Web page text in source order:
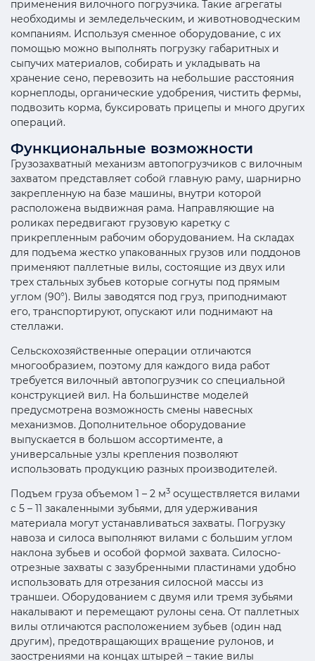
применения вилочного погрузчика. Такие агрегаты
необходимы и земледельческим, и животноводческим
компаниям. Используя сменное оборудование, с их
помощью можно выполнять погрузку габаритных и
сыпучих материалов, собирать и укладывать на
хранение сено, перевозить на небольшие расстояния
корнеплоды, органические удобрения, чистить фермы,
подвозить корма, буксировать прицепы и много других
операций.
Функциональные возможности
Грузозахватный механизм автопогрузчиков с вилочным
захватом представляет собой главную раму, шарнирно
закрепленную на базе машины, внутри которой
расположена выдвижная рама. Направляющие на
роликах передвигают грузовую каретку с
прикрепленным рабочим оборудованием. На складах
для подъема жестко упакованных грузов или поддонов
применяют паллетные вилы, состоящие из двух или
трех стальных зубьев которые согнуты под прямым
углом (90°). Вилы заводятся под груз, приподнимают
его, транспортируют, опускают или поднимают на
стеллажи.
Сельскохозяйственные операции отличаются
многообразием, поэтому для каждого вида работ
требуется вилочный автопогрузчик со специальной
конструкцией вил. На большинстве моделей
предусмотрена возможность смены навесных
механизмов. Дополнительное оборудование
выпускается в большом ассортименте, а
универсальные узлы крепления позволяют
использовать продукцию разных производителей.
Подъем груза объемом 1 – 2 м3 осуществляется вилами
с 5 – 11 закаленными зубьями, для удерживания
материала могут устанавливаться захваты. Погрузку
навоза и силоса выполняют вилами с большим углом
наклона зубьев и особой формой захвата. Силосно-
отрезные захваты с зазубренными пластинами удобно
использовать для отрезания силосной массы из
траншеи. Оборудованием с двумя или тремя зубьями
накалывают и перемещают рулоны сена. От паллетных
вилы отличаются расположением зубьев (один над
другим), предотвращающих вращение рулонов, и
заострениями на концах штырей – такие вилы